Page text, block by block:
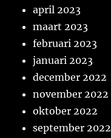
april 2023
maart 2023
februari 2023
januari 2023
december 2022
november 2022
oktober 2022
september 2022